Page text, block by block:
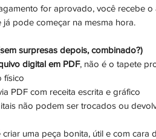
for aprovado, você recebe o
já pode começar na mesma hora.
surpresas depois, combinado?)
digital em PDF, não é o tapete
físico
PDF com receita escrita e gráfico
não podem ser trocados ou
uma peça bonita, útil e com cara